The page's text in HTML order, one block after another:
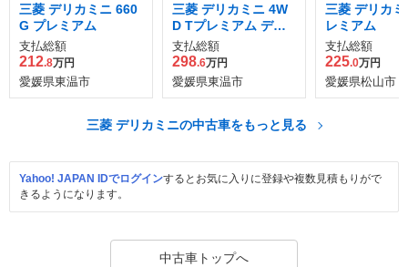
三菱 デリカミニ 660
G プレミアム
支払総額
212.8万円
愛媛県東温市
三菱 デリカミニ 4W
D Tプレミアム デリ
マルパッケージ 69k
m
支払総額
298.6万円
愛媛県東温市
三菱 デリカ
レミアム
支払総額
225.0万円
愛媛県松山市
三菱 デリカミニの中古車をもっと見る
Yahoo! JAPAN IDでログインするとお気に入りに登録や複数見積もりがで
きるようになります。
中古車トップへ